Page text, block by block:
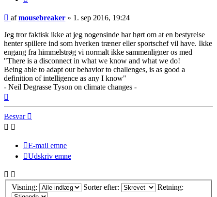
Indlæg
afmousebreaker » 1. sep 2016, 19:24
Jeg tror faktisk ikke at jeg nogensinde har hørt om at en bestyrelse
henter spillere ind som hverken træner eller sportschef vil have. Ikke
engang fra himmelstrøg vi normalt ikke sammenligner os med
"There is a disconnect in what we know and what we do!
Being able to adapt our behavior to challenges, is as good a
definition of intelligence as any I know"
- Neil Degrasse Tyson on climate changes -
Besvar
E-mail emne
Udskriv emne
Visning: Sorter efter: Retning: